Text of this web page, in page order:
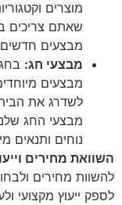
מוצרים
שאתם צריכים
מבצעים
מבצעי חג:
מבצעים
לשדרג את
מבצעי החג
נוחים ותנאים
השוואת מחירים
להשוות מחירים
לספק ייעוץ מקצועי